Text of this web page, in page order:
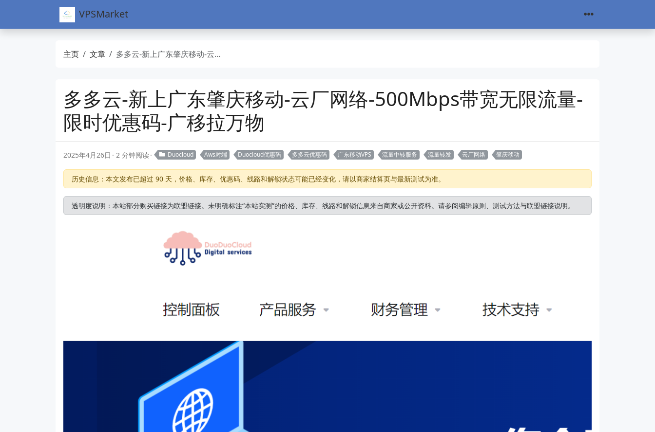
VPSMarket
主页 文章 多多云-新上广东肇庆移动-云厂网络-500Mbps带宽无限流量-限时优惠码-广移拉万物
多多云-新上广东肇庆移动-云厂网络-500Mbps带宽无限流量-
限时优惠码-广移拉万物
2025年4月26日 2 分钟阅读 Duocloud Aws对端 Duocloud优惠码 多多云优惠码 广东移动VPS 流量中转服务 流量转发 云厂网络 肇庆移动
历史信息：本文发布已超过 90 天，价格、库存、优惠码、线路和解锁状态可能已经变化，请以商家结算页与最新测试为准。
透明度说明：本站部分购买链接为联盟链接。未明确标注“本站实测”的价格、库存、线路和解锁信息来自商家或公开资料。请参阅编辑原则、 测试方法与联盟链接说明。